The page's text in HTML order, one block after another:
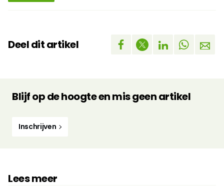
Deel dit artikel
Blijf op de hoogte en mis geen artikel
Inschrijven
Lees meer